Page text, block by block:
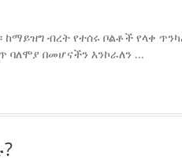
ብረት የተሰሩ ቦልቶች የላቀ
በመሆናችን እንኮራለን ...